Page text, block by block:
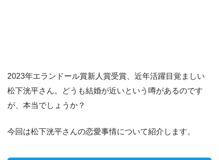
2023年エランドール賞新人賞受賞、近年活躍目覚ましい
松下洸平さん。どうも結婚が近いという噂があるのです
が、本当でしょうか？
今回は松下洸平さんの恋愛事情について紹介します。